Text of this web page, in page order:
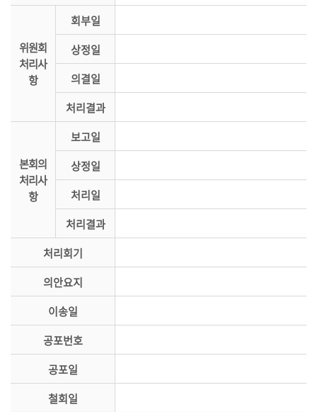
회
동
보
용
위원회
처리사
항
회부일
상정일
의결일
처리결과
본회의
처리사
항
보고일
상정일
처리일
처리결과
처리회기
의안요지
이송일
공포번호
공포일
철회일